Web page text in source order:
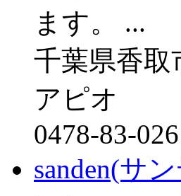
ます。 ...
千葉県香
アピオ
0478-83-
sanden(サ